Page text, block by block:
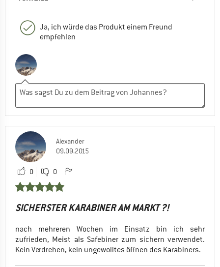
Ja, ich würde das Produkt einem Freund
empfehlen
Alexander
09.09.2015
0 0
SICHERSTER KARABINER AM MARKT ?!
nach mehreren Wochen im Einsatz bin ich sehr
zufrieden, Meist als Safebiner zum sichern verwendet.
Kein Verdrehen, kein ungewolltes öffnen des Karabiners.